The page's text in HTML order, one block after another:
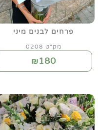
פרחים לבנים מיני
מק"ט 0208
₪180